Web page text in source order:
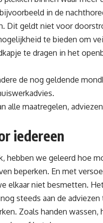
in de
Dit geldt niet voor
te bieden om
te dragen in het
de nog geldende
alle maatregelen,
iedereen
hebben we geleerd hoe
beperken. En met
elkaar niet besmetten.
steeds aan de adviezen
Zoals handen wassen,